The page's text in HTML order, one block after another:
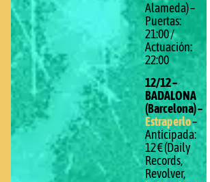
Alameda) –
Puertas:
21:00 /
Actuación:
22:00
12/12 –
BADALONA
(Barcelona) –
Estraperlo–
Anticipada:
12 € (Daily
Records,
Revolver,